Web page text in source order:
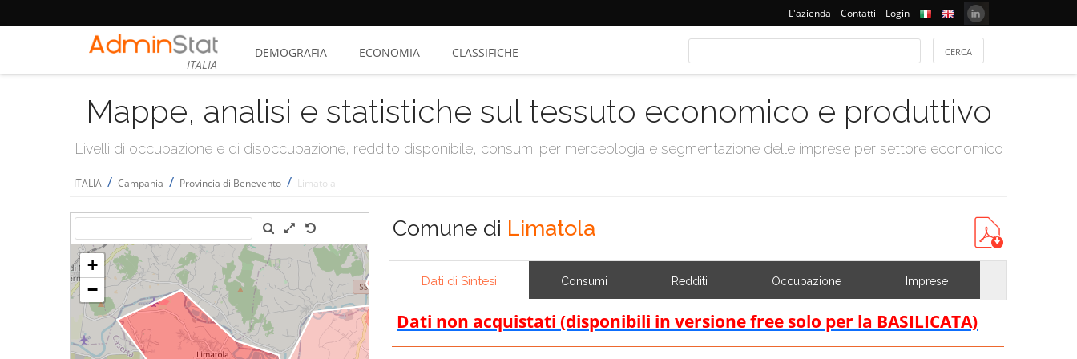
L'azienda Contatti Login
ITALIA
DEMOGRAFIA ECONOMIA CLASSIFICHE
Mappe, analisi e statistiche sul tessuto economico e produttivo
Livelli di occupazione e di disoccupazione, reddito disponibile, consumi per merceologia e segmentazione delle imprese per settore economico
ITALIA / Campania / Provincia di Benevento / Limatola
Comune di Limatola
Dati di Sintesi Consumi Redditi Occupazione Imprese
Dati non acquistati (disponibili in versione free solo per la BASILICATA)